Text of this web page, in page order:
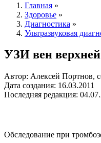
Главная »
Здоровье »
Диагностика »
Ультразвуковая
УЗИ вен
Автор: Алексей Портнов,
Дата создания: 16.03.2011
Последняя редакция:
Обследование при